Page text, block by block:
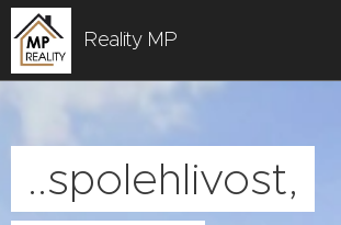
Reality MP
..spolehlivost,